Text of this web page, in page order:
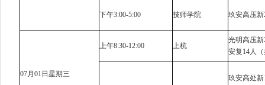
下午3:00-5:00 技师学院 玖安高压
07月01日星期三
上午8:30-12:00 上杭
光明高压
安复14人
玖安高处